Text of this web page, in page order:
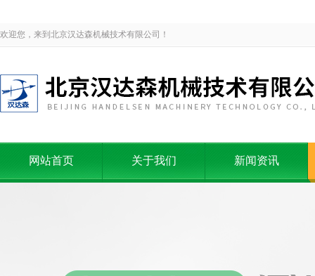
欢迎您，来到北京汉达森机械技术有限公司！
网站首页 关于我们 新闻资讯